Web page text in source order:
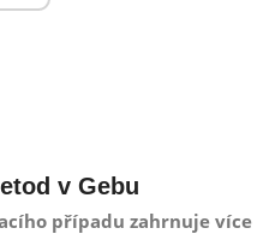
v Gebu
případu zahrnuje více